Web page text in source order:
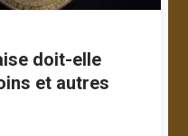
doit-elle
et autres